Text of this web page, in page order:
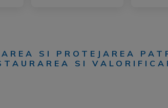
SI PROTEJAREA
SI